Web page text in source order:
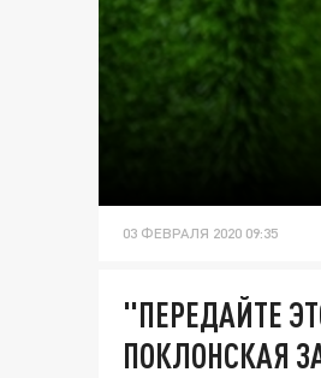
03 ФЕВРАЛЯ 2020 09:35
"ПЕРЕДАЙТЕ
ПОКЛОНСКАЯ